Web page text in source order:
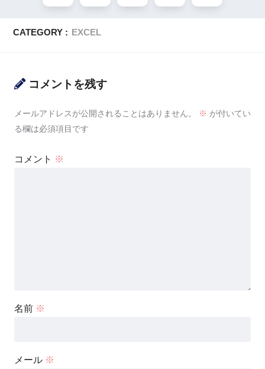
CATEGORY : EXCEL
コメントを残す
メールアドレスが公開されることはありません。 ※ が付いてい
る欄は必須項目です
コメント ※
名前 ※
メール ※